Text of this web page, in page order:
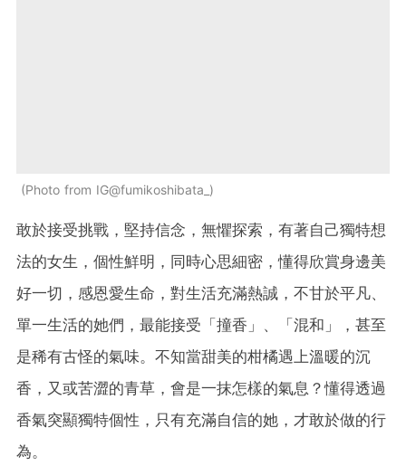
Photo from IG@fumikoshibata_
敢於接受挑戰，堅持信念，無懼探索，有著自己獨特想
法的女生，個性鮮明，同時心思細密，懂得欣賞身邊美
好一切，感恩愛生命，對生活充滿熱誠，不甘於平凡、
單一生活的她們，最能接受「撞香」、「混和」，甚至
是稀有古怪的氣味。不知當甜美的柑橘遇上溫暖的沉
香，又或苦澀的青草，會是一抹怎樣的氣息？懂得透過
香氣突顯獨特個性，只有充滿自信的她，才敢於做的行
為。